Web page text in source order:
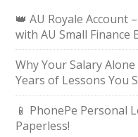
👑 AU Royale Account
with AU Small Finance
Why Your Salary Alone
Years of Lessons You
📱 PhonePe Personal
Paperless!